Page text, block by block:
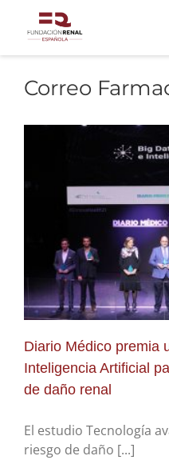
contenido
Correo
Diario Médico premia
Inteligencia Artificial
de daño renal
El estudio Tecnología
riesgo de daño [...]